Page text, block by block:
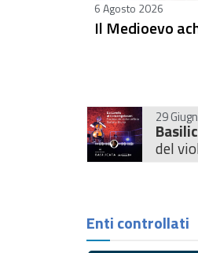
6 Agosto 2026
Il Medioevo
29
del
Enti controllati